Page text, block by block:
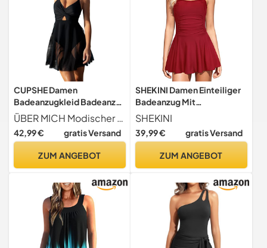
CUPSHE Damen
Badeanzugkleid Badeanzug
V Ausschnitt Wickeloptik
Crossover Netzstoff
Rocksaum Badekleid
Swimsuit Schwarz L
ÜBER MICH Modischer Einteiliger Badeanzugkleid mit eleganter gekreuzter Wickeloptik, V Ausschnitt, Verstellbare Träger, Rocksaum aus fließendem Netzstoff mit seitlichem Schlitz, Figurbetont geschnitten
42,99 € gratis Versand
ZUM ANGEBOT
SHEKINI Damen Einteiliger
Badeanzug Mit
Quadratischem Kragen,
Verstellbarem Neckholder,
Chic Ruched Bauchweg
SHEKINI
39,99 € gratis Versand
ZUM ANGEBOT